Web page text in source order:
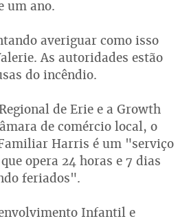
um ano.
averiguar como isso
As autoridades estão
do incêndio.
de Erie e a Growth
de comércio local, o
Harris é um "serviço
opera 24 horas e 7 dias
feriados".
Infantil e